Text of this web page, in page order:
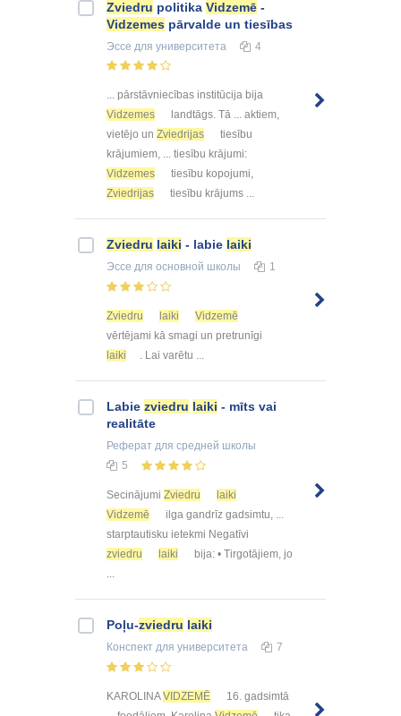
Zviedru politika Vidzemē -
Vidzemes pārvalde un tiesības
Эссе для университета 4
... pārstāvniecības institūcija bija
Vidzemes
landtāgs. Tā ... aktiem,
vietējo un Zviedrijas
tiesību
krājumiem, ... tiesību krājumi:
Vidzemes
tiesību kopojumi,
Zviedrijas
tiesību krājums ...
Zviedru laiki - labie laiki
Эссе для основной школы 1
Zviedru laiki
Vidzemē
vērtējami kā smagi un pretrunīgi
laiki
. Lai varētu ...
Labie zviedru laiki - mīts vai
realitāte
Реферат для средней школы
5
Secinājumi Zviedru
laiki
Vidzemē
ilga gandrīz gadsimtu, ...
starptautisku ietekmi Negatīvi
zviedru
laiki
bija: • Tirgotājiem, jo
...
Poļu-zviedru laiki
Конспект для университета 7
KAROLINAVIDZEMĒ
16. gadsimtā